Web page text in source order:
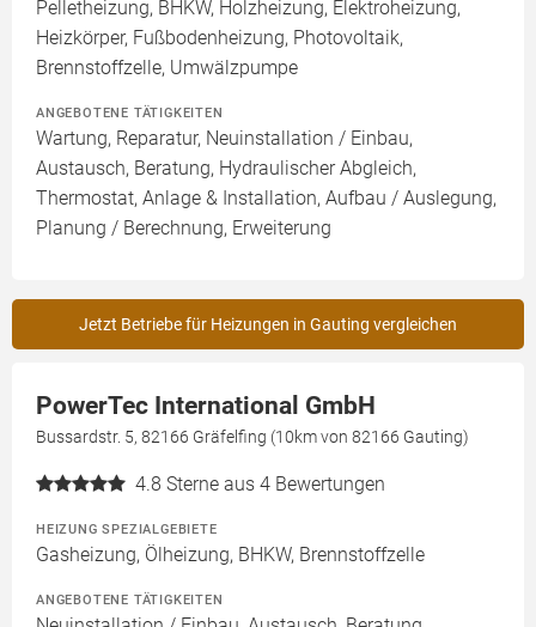
Pelletheizung, BHKW, Holzheizung, Elektroheizung,
Heizkörper, Fußbodenheizung, Photovoltaik,
Brennstoffzelle, Umwälzpumpe
ANGEBOTENE TÄTIGKEITEN
Wartung, Reparatur, Neuinstallation / Einbau,
Austausch, Beratung, Hydraulischer Abgleich,
Thermostat, Anlage & Installation, Aufbau / Auslegung,
Planung / Berechnung, Erweiterung
Jetzt Betriebe für Heizungen in Gauting vergleichen
PowerTec International GmbH
Bussardstr. 5, 82166 Gräfelfing (10km von 82166 Gauting)
4.8 Sterne aus 4 Bewertungen
HEIZUNG SPEZIALGEBIETE
Gasheizung, Ölheizung, BHKW, Brennstoffzelle
ANGEBOTENE TÄTIGKEITEN